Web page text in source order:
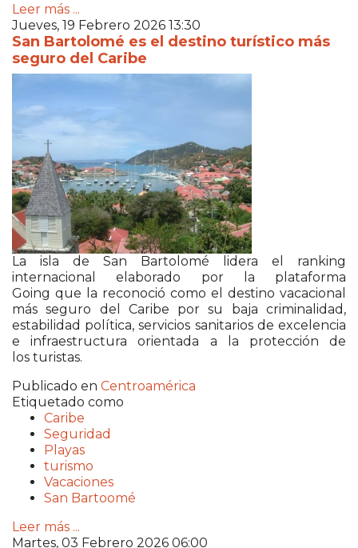
Leer más ...
Jueves, 19 Febrero 2026 13:30
San Bartolomé es el destino turístico más
seguro del Caribe
La isla de San Bartolomé lidera el ranking
internacional elaborado por la plataforma
Going que la reconoció como el destino vacacional
más seguro del Caribe por su baja criminalidad,
estabilidad política, servicios sanitarios de excelencia
e infraestructura orientada a la protección de
los turistas.
Publicado en Centroamérica
Etiquetado como
Caribe
Seguridad
Playas
turismo
Vacaciones
San Bartoomé
Leer más ...
Martes, 03 Febrero 2026 06:00